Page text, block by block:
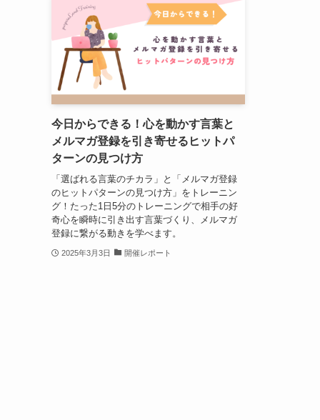
今日からできる！心を動かす言葉と
メルマガ登録を引き寄せるヒットパ
ターンの見つけ方
「選ばれる言葉のチカラ」と「メルマガ登録
のヒットパターンの見つけ方」をトレーニン
グ！たった1日5分のトレーニングで相手の好
奇心を瞬時に引き出す言葉づくり、メルマガ
登録に繋がる動きを学べます。
2025年3月3日 開催レポート